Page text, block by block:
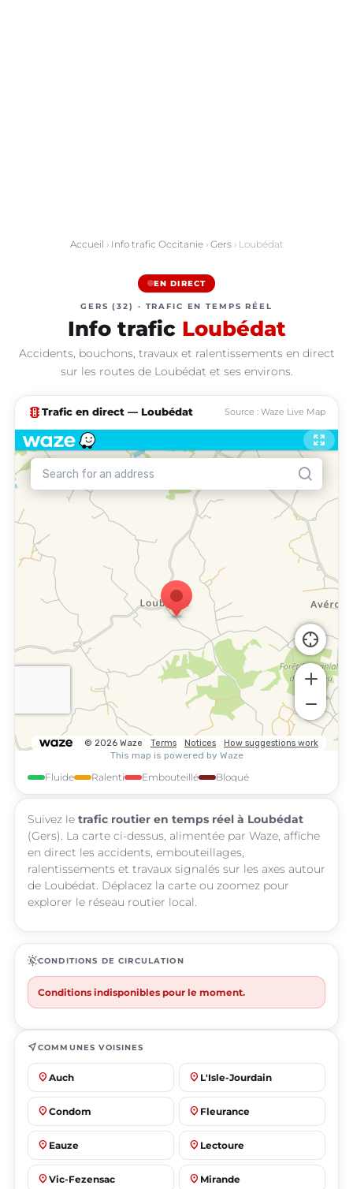
Accueil › Info trafic Occitanie› Gers› Loubédat
EN DIRECT
GERS (32) · TRAFIC EN TEMPS RÉEL
Info trafic Loubédat
Accidents, bouchons, travaux et ralentissements en direct
sur les routes de Loubédat et ses environs.
traffic Trafic en direct — Loubédat Source : Waze Live Map
Fluide Ralenti Embouteillé Bloqué
Suivez le trafic routier en temps réel à Loubédat
(Gers). La carte ci-dessus, alimentée par Waze, affiche
en direct les accidents, embouteillages,
ralentissements et travaux signalés sur les axes autour
de Loubédat. Déplacez la carte ou zoomez pour
explorer le réseau routier local.
routineCONDITIONS DE CIRCULATION
Conditions indisponibles pour le moment.
near_meCOMMUNES VOISINES
place Auch place L'Isle-Jourdain
place Condom place Fleurance
place Eauze place Lectoure
place Vic-Fezensac place Mirande